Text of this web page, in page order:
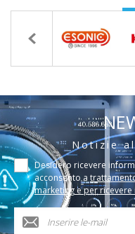
Notizie
Desidero ricevere
acconsento a
marketing e per